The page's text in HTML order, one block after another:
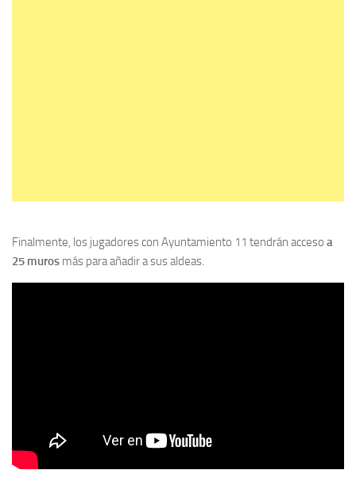
Finalmente, los jugadores con Ayuntamiento 11 tendrán acceso a
25 muros más para añadir a sus aldeas.